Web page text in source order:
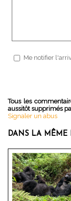
Me notifier
Tous les
aussitôt supprimés
Signaler un abus
DANS LA MÊME